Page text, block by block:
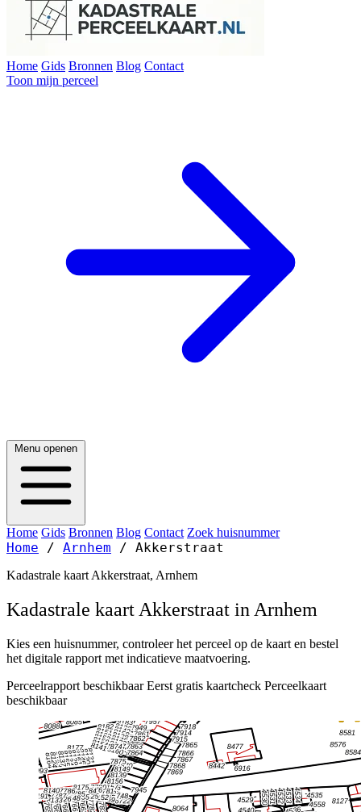
Home Gids Bronnen Blog Contact
Toon mijn perceel
Menu openen
Home Gids Bronnen Blog Contact Zoek huisnummer
Home / Arnhem / Akkerstraat
Kadastrale kaart Akkerstraat, Arnhem
Kadastrale kaart Akkerstraat in Arnhem
Kies een huisnummer, controleer het perceel op de kaart en bestel
het digitale rapport met indicatieve maatvoering.
Perceelrapport beschikbaar Eerst gratis kaartcheck Perceelkaart
beschikbaar